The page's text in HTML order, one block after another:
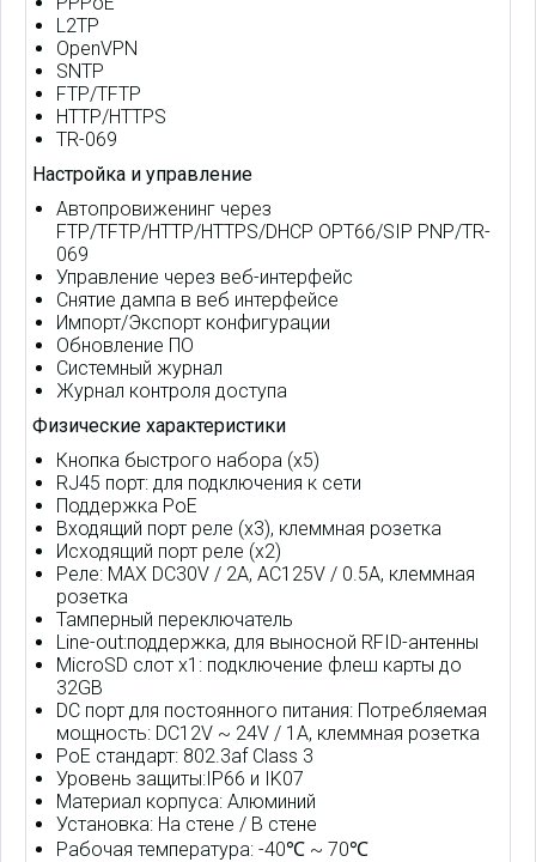
L2TP
OpenVPN
SNTP
FTP/TFTP
HTTP/HTTPS
TR-069
Настройка и управление
Автопровиженинг через
FTP/TFTP/HTTP/HTTPS/DHCP OPT66/SIP PNP/TR-
069
Управление через веб-интерфейс
Снятие дампа в веб интерфейсе
Импорт/Экспорт конфигурации
Обновление ПО
Системный журнал
Журнал контроля доступа
Физические характеристики
Кнопка быстрого набора (x5)
RJ45 порт: для подключения к сети
Поддержка PoE
Входящий порт реле (x3), клеммная розетка
Исходящий порт реле (x2)
Реле: MAX DC30V / 2A, AC125V / 0.5A, клеммная
розетка
Тамперный переключатель
Line-out:поддержка, для выносной RFID-антенны
MicroSD слот x1: подключение флеш карты до
32GB
DC порт для постоянного питания: Потребляемая
мощность: DC12V ~ 24V / 1A, клеммная розетка
PoE стандарт: 802.3af Class 3
Уровень защиты:IP66 и IK07
Материал корпуса: Алюминий
Установка: На стене / В стене
Рабочая температура: -40℃ ~ 70℃